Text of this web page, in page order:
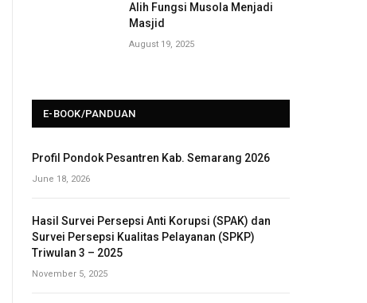
Alih Fungsi Musola Menjadi
Masjid
August 19, 2025
E-BOOK/PANDUAN
Profil Pondok Pesantren Kab. Semarang 2026
June 18, 2026
Hasil Survei Persepsi Anti Korupsi (SPAK) dan
Survei Persepsi Kualitas Pelayanan (SPKP)
Triwulan 3 – 2025
November 5, 2025